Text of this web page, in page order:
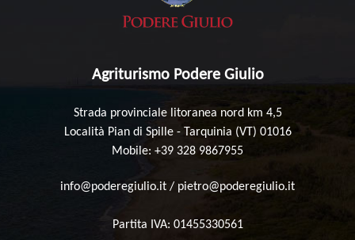
Agriturismo Podere Giulio
Strada provinciale litoranea nord km 4,5
Località Pian di Spille - Tarquinia (VT) 01016
Mobile: +39 328 9867955
info@poderegiulio.it / pietro@poderegiulio.it
Partita IVA: 01455330561